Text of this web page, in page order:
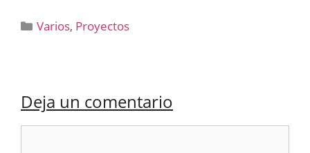
Categorías
Varios, Proyectos
Deja un comentario